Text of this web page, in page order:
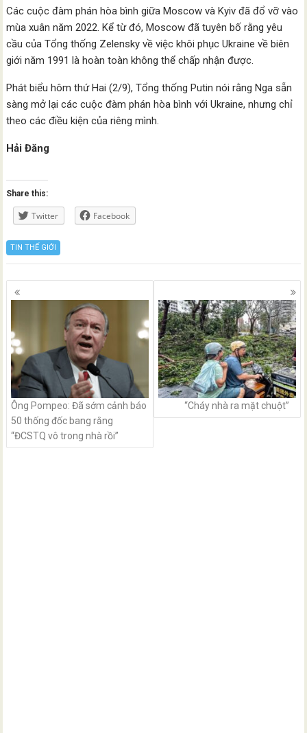
Các cuộc đàm phán hòa bình giữa Moscow và Kyiv đã đổ vỡ vào
mùa xuân năm 2022. Kể từ đó, Moscow đã tuyên bố rằng yêu
cầu của Tổng thống Zelensky về việc khôi phục Ukraine về biên
giới năm 1991 là hoàn toàn không thể chấp nhận được.
Phát biểu hôm thứ Hai (2/9), Tổng thống Putin nói rằng Nga sẵn
sàng mở lại các cuộc đàm phán hòa bình với Ukraine, nhưng chỉ
theo các điều kiện của riêng mình.
Hải Đăng
Share this:
Twitter Facebook
TIN THẾ GIỚI
Posts
navigation
Ông Pompeo: Đã sớm cảnh báo
50 thống đốc bang rằng
“ĐCSTQ vô trong nhà rồi”
“Cháy nhà ra mặt chuột”